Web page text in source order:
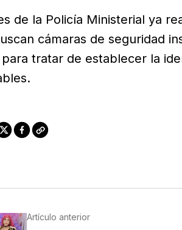
de la Policía Ministerial ya
cámaras de seguridad
tratar de establecer la
Artículo anterior